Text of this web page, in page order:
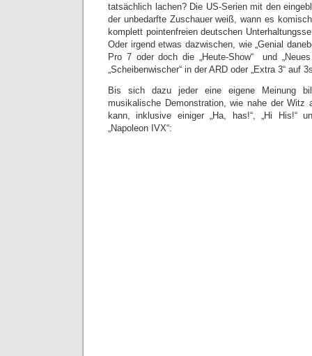
tatsächlich lachen? Die US-Serien mit den
der unbedarfte Zuschauer weiß, wann es
komplett pointenfreien deutschen
Oder irgend etwas dazwischen, wie „Genial
Pro 7 oder doch die „Heute-Show“ und
„Scheibenwischer“ in der ARD oder „Extra 3“ auf
Bis sich dazu jeder eine eigene Meinung
musikalische Demonstration, wie nahe der Witz
kann, inklusive einiger „Ha, has!“, „Hi His!“
„Napoleon IVX“: